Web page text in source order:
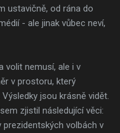
ustavičně, od rána do
- ale jinak vůbec neví,
volit nemusí, ale i v
v prostoru, který
jsou krásně vidět.
zjistil následující věci:
prezidentských volbách v